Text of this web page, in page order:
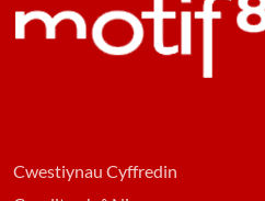
Cwestiynau Cyffredin